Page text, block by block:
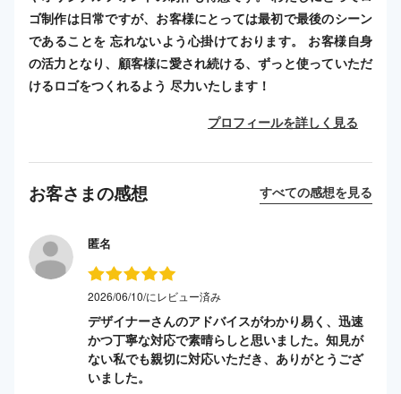
ゴ制作は日常ですが、お客様にとっては最初で最後のシーン
であることを 忘れないよう心掛けております。 お客様自身
の活力となり、顧客様に愛され続ける、ずっと使っていただ
けるロゴをつくれるよう 尽力いたします！
プロフィールを詳しく見る
お客さまの感想 すべての感想を見る
匿名
2026/06/10/にレビュー済み
デザイナーさんのアドバイスがわかり易く、迅速
かつ丁寧な対応で素晴らしと思いました。知見が
ない私でも親切に対応いただき、ありがとうござ
いました。